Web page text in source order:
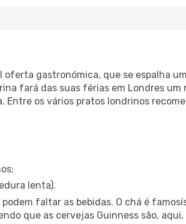
gastronómica, que se espalha
fará das suas férias em Londres um
os vários pratos londrinos
lenta).
faltar as bebidas. O chá é
que as cervejas Guinness são,